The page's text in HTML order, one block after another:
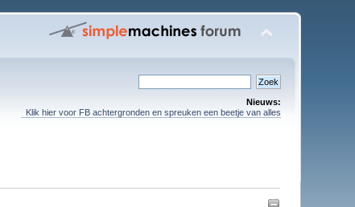
Nieuws:
Klik hier voor FB achtergronden en spreuken een beetje van alles